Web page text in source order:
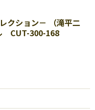
クション－ （滝平二
CUT-300-168